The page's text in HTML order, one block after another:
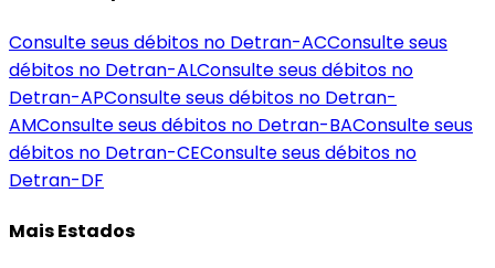
Consulte seus débitos no Detran-ACConsulte seus
débitos no Detran-ALConsulte seus débitos no
Detran-APConsulte seus débitos no Detran-
AMConsulte seus débitos no Detran-BAConsulte seus
débitos no Detran-CEConsulte seus débitos no
Detran-DF
Mais Estados